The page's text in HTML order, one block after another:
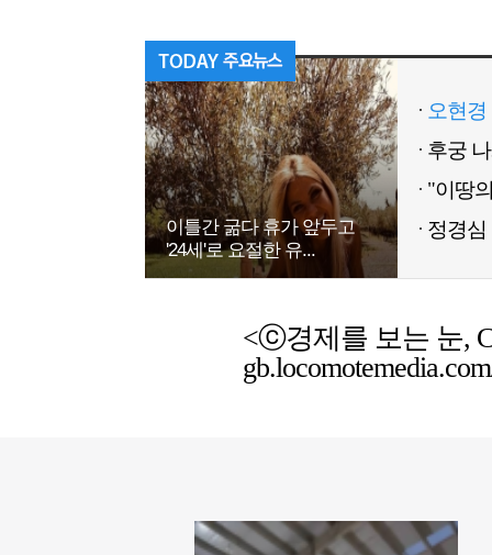
이틀간 굶다 휴가 앞두고
'24세'로 요절한 유...
오현
정경심
<ⓒ경제를 보는 눈,